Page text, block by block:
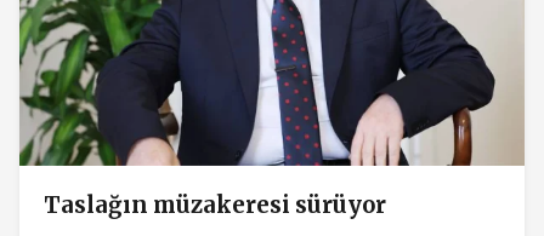
Taslağın müzakeresi sürüyor